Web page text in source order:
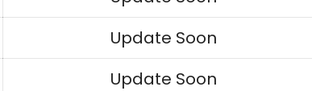
Update Soon
Update Soon